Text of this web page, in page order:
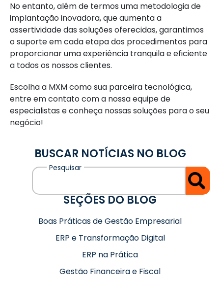
No entanto, além de termos uma metodologia de
implantação inovadora, que aumenta a
assertividade das soluções oferecidas, garantimos
o suporte em cada etapa dos procedimentos para
proporcionar uma experiência tranquila e eficiente
a todos os nossos clientes.
Escolha a MXM como sua parceira tecnológica,
entre em contato com a nossa equipe de
especialistas e conheça nossas soluções para o seu
negócio!
BUSCAR NOTÍCIAS NO BLOG
SEÇÕES DO BLOG
Boas Práticas de Gestão Empresarial
ERP e Transformação Digital
ERP na Prática
Gestão Financeira e Fiscal